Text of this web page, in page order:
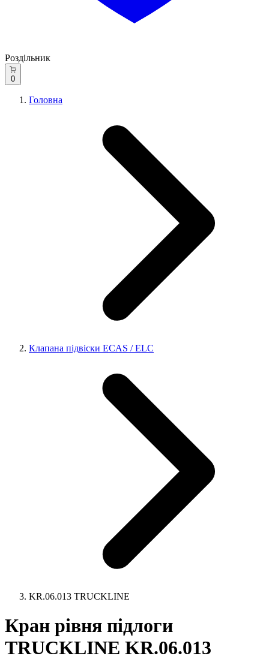
Роздільник
0
Головна
Клапана підвіски ECAS / ELC
KR.06.013 TRUCKLINE
Кран рівня підлоги
TRUCKLINE KR.06.013